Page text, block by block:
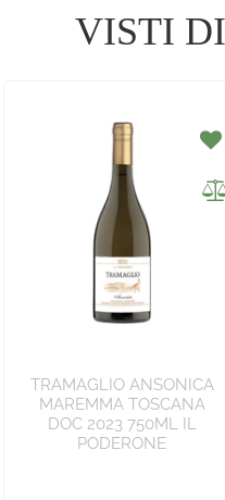
VISTI
TRAMAGLIO ANSONICA
MAREMMA TOSCANA
DOC 2023 750ML IL
PODERONE